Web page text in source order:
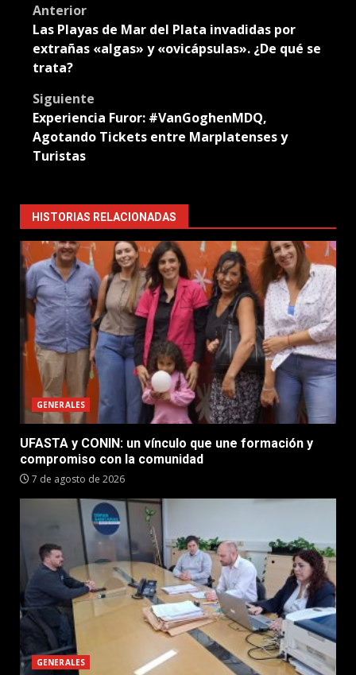
Post
navigation
Anterior
Las Playas de Mar del Plata invadidas por
extrañas «algas» y «ovicápsulas». ¿De qué se
trata?
Siguiente
Experiencia Furor: #VanGoghenMDQ,
Agotando Tickets entre Marplatenses y
Turistas
HISTORIAS RELACIONADAS
GENERALES
UFASTA y CONIN: un vínculo que une formación y
compromiso con la comunidad
7 de agosto de 2026
GENERALES